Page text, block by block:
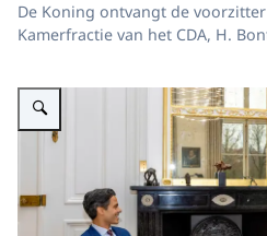
De Koning ontvangt de
Kamerfractie van het CDA, H.
Vergroot afbeelding Koning en